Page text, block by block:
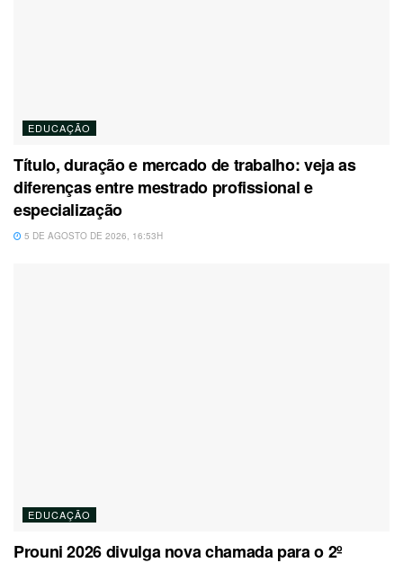
EDUCAÇÃO
Título, duração e mercado de trabalho: veja as
diferenças entre mestrado profissional e
especialização
5 DE AGOSTO DE 2026, 16:53H
EDUCAÇÃO
Prouni 2026 divulga nova chamada para o 2º